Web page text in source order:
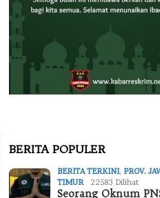
BERITA POPULER
BERITA TERKINI,PROV.
TIMUR
22583 Dilihat
Seorang Oknum